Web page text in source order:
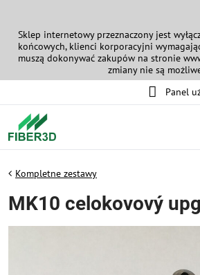
Sklep internetowy przeznaczony jest
końcowych, klienci korporacyjni
muszą dokonywać zakupów na stronie
zmiany nie są
Panel
Kompletne zestawy
MK10 celokovový